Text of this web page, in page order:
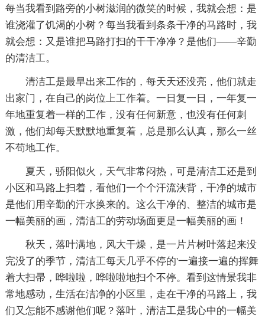
每当我看到路旁的小树滋润的微笑的时候，我就会想：是
谁浇灌了饥渴的小树？每当我看到条条干净的马路时，我
就会想：又是谁把马路打扫的干干净净？是他们——辛勤
的清洁工。
清洁工是最早出来工作的，每天天还没亮，他们就走
出家门，在自己的岗位上工作着。一日复一日，一年复一
年地重复着一样的工作，没有任何新意，也没有任何刺
激，他们却每天默默地重复着，总是那么认真，那么一丝
不苟地工作。
夏天，骄阳似火，天气非常闷热，可是清洁工还是到
小区和马路上扫着，看他们一个个汗流浃背，干净的城市
是他们用辛勤的汗水换来的。这么干净的、整洁的城市是
一幅美丽的画，清洁工的劳动场面更是一幅美丽的画！
秋天，落叶满地，风大干燥，是一片片树叶落起来没
完没了的季节，清洁工每天几乎不停的'一遍接一遍的挥舞
着大扫帚，哗啦啦，哗啦啦地扫个不停。看到这情景我非
常地感动，生活在洁净的小区里，走在干净的马路上，我
们又怎能不感谢他们呢？落叶，清洁工是我心中的一幅美